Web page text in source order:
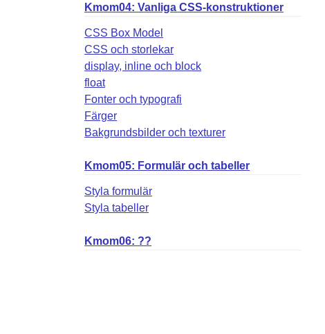
Kmom04: Vanliga CSS-konstruktioner
CSS Box Model
CSS och storlekar
display, inline och block
float
Fonter och typografi
Färger
Bakgrundsbilder och texturer
Kmom05: Formulär och tabeller
Styla formulär
Styla tabeller
Kmom06: ??